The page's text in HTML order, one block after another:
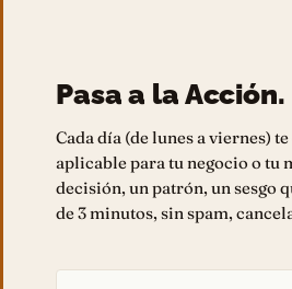
Pasa a la Acción.
Cada día (de lunes a viernes)
aplicable para tu negocio o tu
decisión, un patrón, un sesgo
de 3 minutos, sin spam,